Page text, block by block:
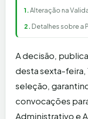
Alteração na
Detalhes sobre a
A decisão,
desta sexta-feira,
seleção,
convocações
Administrativo e